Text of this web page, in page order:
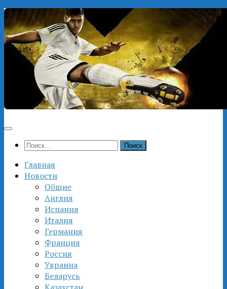
Перейти
к
содержимому
Найти:
Главная
Новости
Общие
Англия
Испания
Италия
Германия
Франция
Россия
Украина
Беларусь